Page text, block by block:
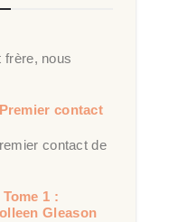
frère, nous
contact
contact de
1 :
Gleason